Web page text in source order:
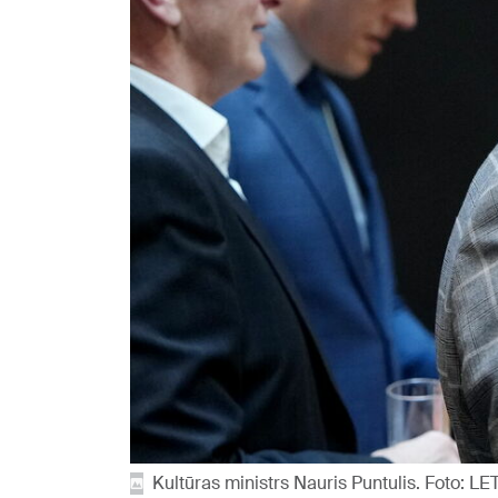
Kultūras ministrs Nauris Puntulis. Foto: